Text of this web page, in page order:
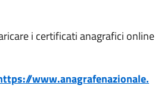
i certificati anagrafici online
www.anagrafenazionale.